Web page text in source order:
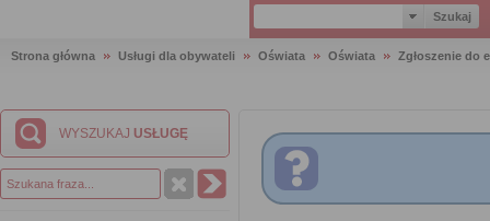
Strona główna Usługi dla obywateli Oświata Oświata Zgłoszenie do
WYSZUKAJ USŁUGĘ